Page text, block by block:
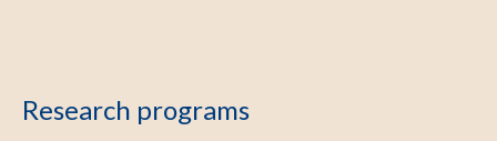
Research programs